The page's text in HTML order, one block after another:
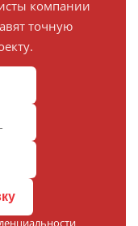
компании
точную